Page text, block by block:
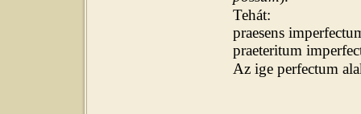
Tehát:
praesens
praeteritum
Az ige perfectum